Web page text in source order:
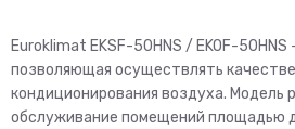
Euroklimat EKSF-50HNS / EKOF-
позволяющая осуществлять
кондиционирования воздуха. Модель
обслуживание помещений площадью